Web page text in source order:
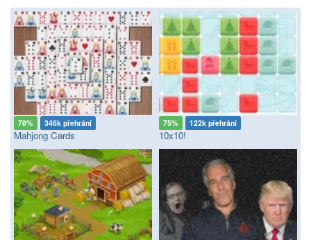
78% 346k přehrání
Mahjong Cards
75% 122k přehrání
10x10!